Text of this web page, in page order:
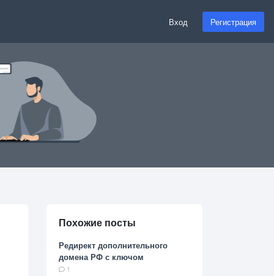
Вход Регистрация
Похожие посты
Редирект дополнительного
домена РФ с ключом
1